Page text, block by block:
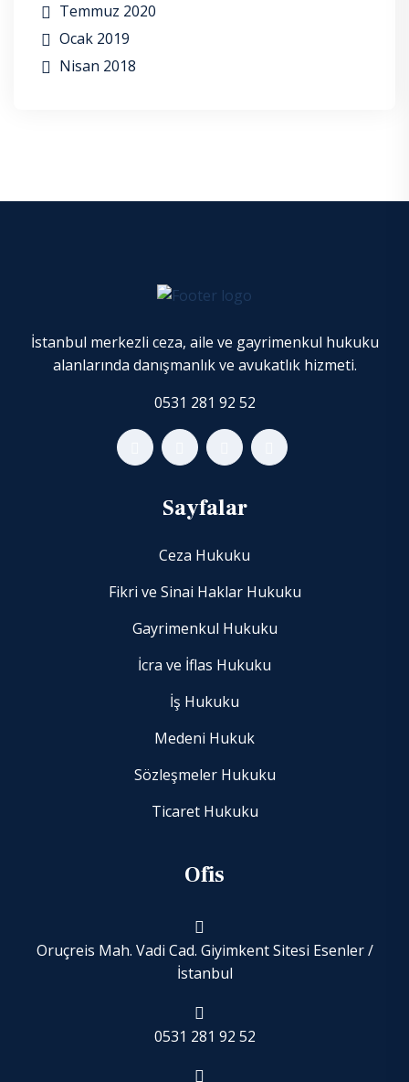
Temmuz 2020
Ocak 2019
Nisan 2018
İstanbul merkezli ceza, aile ve gayrimenkul hukuku
alanlarında danışmanlık ve avukatlık hizmeti.
0531 281 92 52
Sayfalar
Ceza Hukuku
Fikri ve Sinai Haklar Hukuku
Gayrimenkul Hukuku
İcra ve İflas Hukuku
İş Hukuku
Medeni Hukuk
Sözleşmeler Hukuku
Ticaret Hukuku
Ofis
Oruçreis Mah. Vadi Cad. Giyimkent Sitesi Esenler /
İstanbul
0531 281 92 52